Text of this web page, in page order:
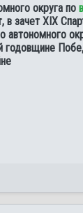
округа по
зачет XIX
автономного
годовщине